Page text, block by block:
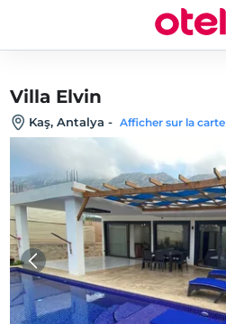
Villa Elvin
Kaş, Antalya - Afficher sur la carte